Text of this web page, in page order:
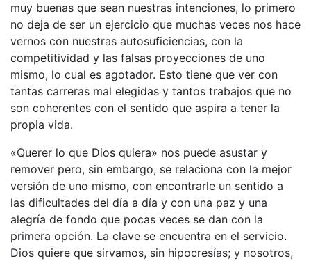
muy buenas que sean nuestras intenciones, lo primero
no deja de ser un ejercicio que muchas veces nos hace
vernos con nuestras autosuficiencias, con la
competitividad y las falsas proyecciones de uno
mismo, lo cual es agotador. Esto tiene que ver con
tantas carreras mal elegidas y tantos trabajos que no
son coherentes con el sentido que aspira a tener la
propia vida.
«Querer lo que Dios quiera» nos puede asustar y
remover pero, sin embargo, se relaciona con la mejor
versión de uno mismo, con encontrarle un sentido a
las dificultades del día a día y con una paz y una
alegría de fondo que pocas veces se dan con la
primera opción. La clave se encuentra en el servicio.
Dios quiere que sirvamos, sin hipocresías; y nosotros,